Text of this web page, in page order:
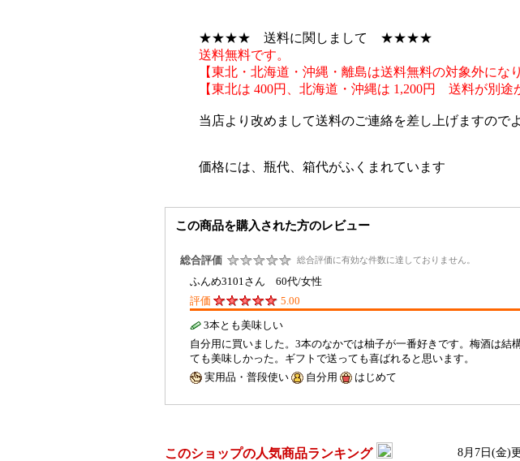
★★★★ 送料に関しまして ★★★★
送料無料です。
【東北・北海道・沖縄・離島は送料無料の対象外にな
【東北は 400円、北海道・沖縄は 1,200円 送料が別途
当店より改めまして送料のご連絡を差し上げますので
価格には、瓶代、箱代がふくまれています
この商品を購入された方のレビュー
総合評価
総合評価に有効な件数に達しておりません。
ふんめ3101さん 60代/女性
評価
5.00
3本とも美味しい
自分用に買いました。3本のなかでは柚子が一番好きです。梅酒は
ても美味しかった。ギフトで送っても喜ばれると思います。
実用品・普段使い
自分用 はじめて
このショップの人気商品ランキング 8月7日(金)